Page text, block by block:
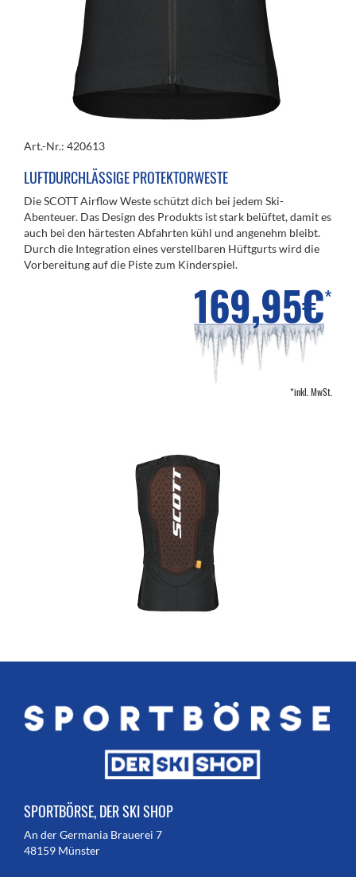
Art.-Nr.: 420613
LUFTDURCHLÄSSIGE PROTEKTORWESTE
Die SCOTT Airflow Weste schützt dich bei jedem Ski-
Abenteuer. Das Design des Produkts ist stark belüftet, damit es
auch bei den härtesten Abfahrten kühl und angenehm bleibt.
Durch die Integration eines verstellbaren Hüftgurts wird die
Vorbereitung auf die Piste zum Kinderspiel.
169,95€*
*inkl. MwSt.
SPORTBÖRSE, DER SKI SHOP
An der Germania Brauerei 7
48159 Münster